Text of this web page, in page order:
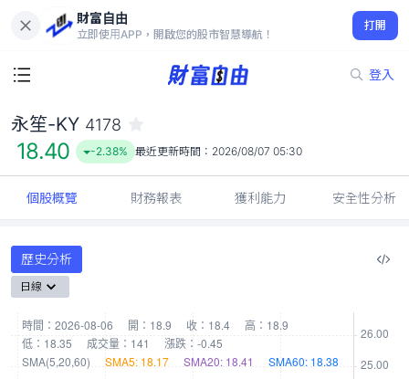
財富自由
立即使用APP，開啟您的股市智慧導航！
打開
登入
18.40
-2.38%
永笙-KY 4178
18.40 -2.38% 最近更新時間： 2026/08/07 05:30
個股概覽 財務報表 獲利能力 安全性分析
歷史分析
日線